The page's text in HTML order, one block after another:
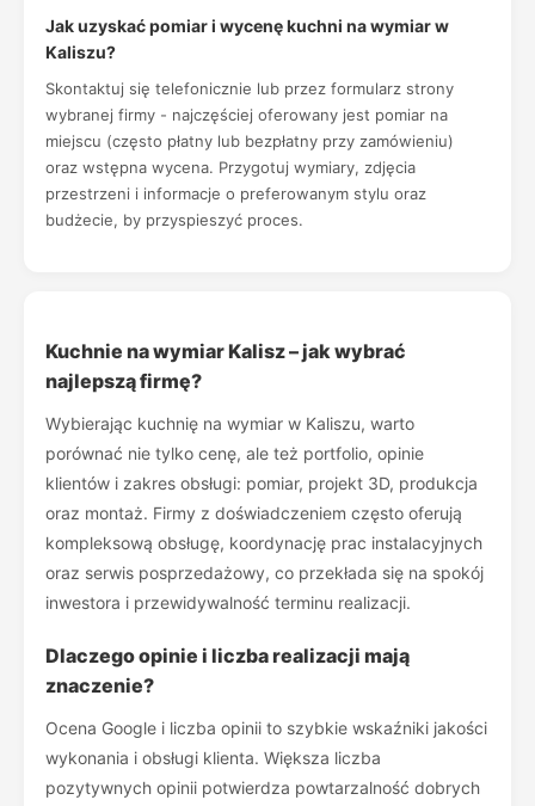
Jak uzyskać pomiar i wycenę kuchni na wymiar w
Kaliszu?
Skontaktuj się telefonicznie lub przez formularz strony
wybranej firmy - najczęściej oferowany jest pomiar na
miejscu (często płatny lub bezpłatny przy zamówieniu)
oraz wstępna wycena. Przygotuj wymiary, zdjęcia
przestrzeni i informacje o preferowanym stylu oraz
budżecie, by przyspieszyć proces.
Kuchnie na wymiar Kalisz – jak wybrać
najlepszą firmę?
Wybierając kuchnię na wymiar w Kaliszu, warto
porównać nie tylko cenę, ale też portfolio, opinie
klientów i zakres obsługi: pomiar, projekt 3D, produkcja
oraz montaż. Firmy z doświadczeniem często oferują
kompleksową obsługę, koordynację prac instalacyjnych
oraz serwis posprzedażowy, co przekłada się na spokój
inwestora i przewidywalność terminu realizacji.
Dlaczego opinie i liczba realizacji mają
znaczenie?
Ocena Google i liczba opinii to szybkie wskaźniki jakości
wykonania i obsługi klienta. Większa liczba
pozytywnych opinii potwierdza powtarzalność dobrych